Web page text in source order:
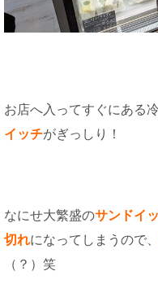
お店へ入ってすぐにある
イッチがぎっしり！
なにせ大繁盛のサンドイ
切れになってしまうので、
（？）笑